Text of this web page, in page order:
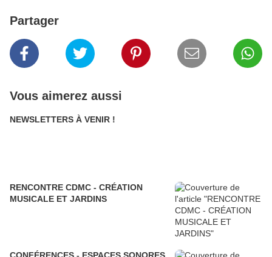
Partager
Vous aimerez aussi
NEWSLETTERS À VENIR !
RENCONTRE CDMC - CRÉATION
MUSICALE ET JARDINS